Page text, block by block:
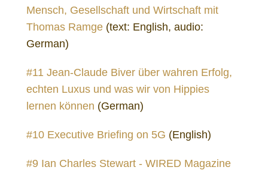
Mensch, Gesellschaft und Wirtschaft mit
Thomas Ramge (text: English, audio:
German)
#11 Jean-Claude Biver über wahren Erfolg,
echten Luxus und was wir von Hippies
lernen können (German)
#10 Executive Briefing on 5G (English)
#9 Ian Charles Stewart - WIRED Magazine